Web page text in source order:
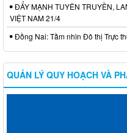
ĐẨY MẠNH TUYÊN TRUYỀN,
VIỆT NAM 21/4
Đồng Nai: Tầm nhìn Đô thị Trực
QUẢN LÝ QUY HOẠCH VÀ